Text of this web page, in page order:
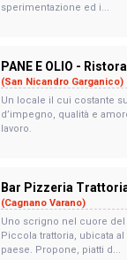
sperimentazione ed i...
PANE E OLIO -
(San Nicandro Garganico)
Un locale il cui costante
d’impegno, qualità e
lavoro.
Bar Pizzeria
(Cagnano Varano)
Uno scrigno nel cuore del
Piccola trattoria, ubicata
paese. Propone, piatti d...